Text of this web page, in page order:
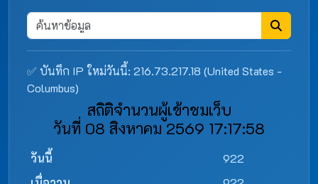
✅ บันทึก IP ใหม่วันนี้: 216.73.217.18 (United States -
Columbus)
สถิติจำนวนผู้เข้าชมเว็บ
วันที่ 08 สิงหาคม 2569 17:17:58
วันนี้
922